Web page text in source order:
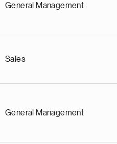
General Management
Sales
General Management